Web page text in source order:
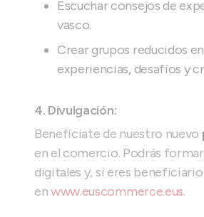
Escuchar consejos de
vasco.
Crear grupos reducidos
experiencias, desafíos y
4. Divulgación:
Benefíciate de nuestro nuevo
en el comercio. Podrás
digitales y, si eres
enwww.euscommerce.eus.